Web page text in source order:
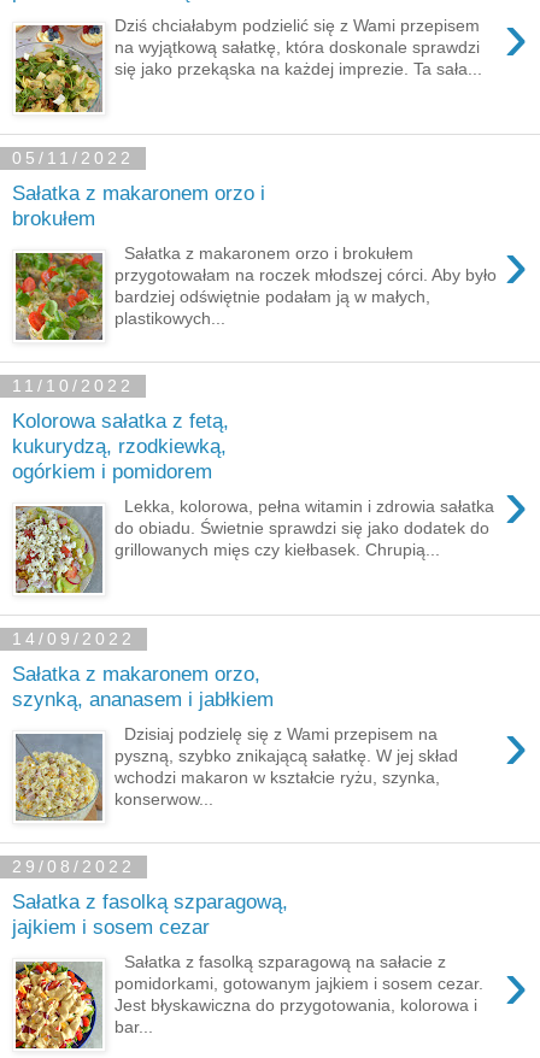
›
Dziś chciałabym podzielić się z Wami przepisem
na wyjątkową sałatkę, która doskonale sprawdzi
się jako przekąska na każdej imprezie. Ta sała...
05/11/2022
Sałatka z makaronem orzo i
brokułem
›
Sałatka z makaronem orzo i brokułem
przygotowałam na roczek młodszej córci. Aby było
bardziej odświętnie podałam ją w małych,
plastikowych...
11/10/2022
Kolorowa sałatka z fetą,
kukurydzą, rzodkiewką,
ogórkiem i pomidorem
›
Lekka, kolorowa, pełna witamin i zdrowia sałatka
do obiadu. Świetnie sprawdzi się jako dodatek do
grillowanych mięs czy kiełbasek. Chrupią...
14/09/2022
Sałatka z makaronem orzo,
szynką, ananasem i jabłkiem
›
Dzisiaj podzielę się z Wami przepisem na
pyszną, szybko znikającą sałatkę. W jej skład
wchodzi makaron w kształcie ryżu, szynka,
konserwow...
29/08/2022
Sałatka z fasolką szparagową,
jajkiem i sosem cezar
›
Sałatka z fasolką szparagową na sałacie z
pomidorkami, gotowanym jajkiem i sosem cezar.
Jest błyskawiczna do przygotowania, kolorowa i
bar...